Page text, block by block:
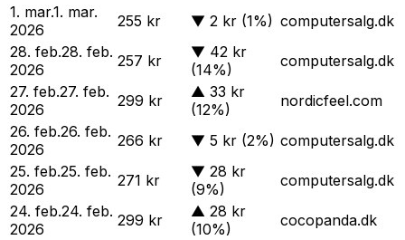
1. mar.1. mar.
2026
255 kr ▼ 2 kr (1%) computersalg.dk
28. feb.28. feb.
2026
257 kr ▼ 42 kr
(14%)
computersalg.dk
27. feb.27. feb.
2026
299 kr ▲ 33 kr
(12%)
nordicfeel.com
26. feb.26. feb.
2026
266 kr ▼ 5 kr (2%) computersalg.dk
25. feb.25. feb.
2026
271 kr ▼ 28 kr
(9%)
computersalg.dk
24. feb.24. feb.
2026
299 kr ▲ 28 kr
(10%)
cocopanda.dk